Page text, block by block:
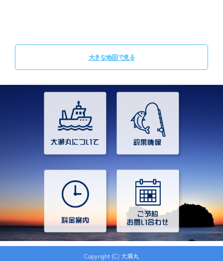
大きな地図で見る
Copyright (C) 大瀬丸